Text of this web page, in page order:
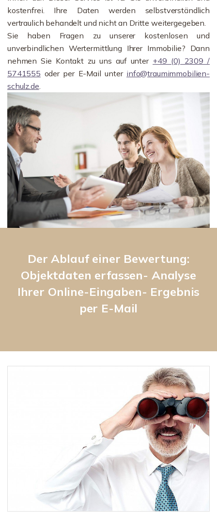
kostenfrei. Ihre Daten werden selbstverständlich
vertraulich behandelt und nicht an Dritte weitergegeben.
Sie haben Fragen zu unserer kostenlosen und
unverbindlichen Wertermittlung Ihrer Immobilie? Dann
nehmen Sie Kontakt zu uns auf unter +49 (0) 2309 /
5741555 oder per E-Mail unter info@traumimmobilien-
schulz.de
Der Ablauf einer Bewertung:
Objektdaten erfassen- Analyse
Ihrer Online-Eingaben- Ergebnis
per E-Mail